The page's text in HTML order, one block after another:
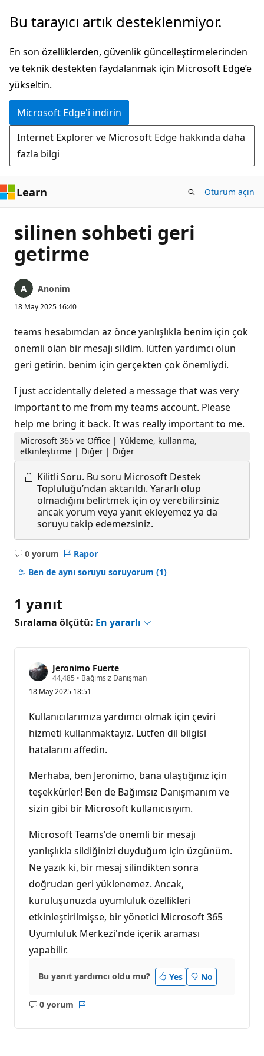
Ana
atla
Bu tarayıcı artık desteklenmiyor.
En son özelliklerden, güvenlik güncelleştirmelerinden
ve teknik destekten faydalanmak için Microsoft Edge’e
yükseltin.
Microsoft Edge'i indirin
Internet Explorer ve Microsoft Edge hakkında daha
fazla bilgi
Learn Oturum açın
silinen sohbeti geri
getirme
Anonim
18 May 2025 16:40
teams hesabımdan az önce yanlışlıkla benim için çok
önemli olan bir mesajı sildim. lütfen yardımcı olun
geri getirin. benim için gerçekten çok önemliydi.
I just accidentally deleted a message that was very
important to me from my teams account. Please
help me bring it back. It was really important to me.
Microsoft 365 ve Office | Yükleme, kullanma,
etkinleştirme | Diğer | Diğer
Kilitli Soru. Bu soru Microsoft Destek
Topluluğu’ndan aktarıldı. Yararlı olup
olmadığını belirtmek için oy verebilirsiniz
ancak yorum veya yanıt ekleyemez ya da
soruyu takip edemezsiniz.
0 yorum
Açıklama
yok
Rapor
Ben de aynı soruyu soruyorum (1)
1 yanıt
Sıralama ölçütü: En yararlı
Jeronimo Fuerte
44,485 S
y
ı
n
l
ı
k
a
ı
• Bağımsız Danışman
18 May 2025 18:51
Kullanıcılarımıza yardımcı olmak için çeviri
hizmeti kullanmaktayız. Lütfen dil bilgisi
hatalarını affedin.
Merhaba, ben Jeronimo, bana ulaştığınız için
teşekkürler! Ben de Bağımsız Danışmanım ve
sizin gibi bir Microsoft kullanıcısıyım.
Microsoft Teams'de önemli bir mesajı
yanlışlıkla sildiğinizi duyduğum için üzgünüm.
Ne yazık ki, bir mesaj silindikten sonra
doğrudan geri yüklenemez. Ancak,
kuruluşunuzda uyumluluk özellikleri
etkinleştirilmişse, bir yönetici Microsoft 365
Uyumluluk Merkezi'nde içerik araması
yapabilir.
Bu yanıt yardımcı oldu mu? Yes No
0 yorum
Açıklama